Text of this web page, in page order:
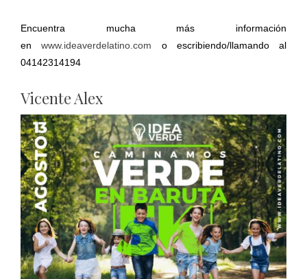
Encuentra mucha más información
enwww.ideaverdelatino.com o escribiendo/llamando al
04142314194
Vicente Alex